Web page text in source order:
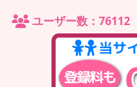
ユーザー数：76112